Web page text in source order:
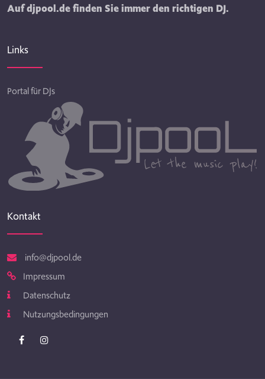
Auf djpool.de finden Sie immer den richtigen DJ.
Links
Portal für DJs
Kontakt
info@djpool.de
Impressum
Datenschutz
Nutzungsbedingungen